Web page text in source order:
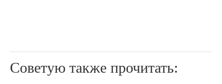
Советую также прочитать: